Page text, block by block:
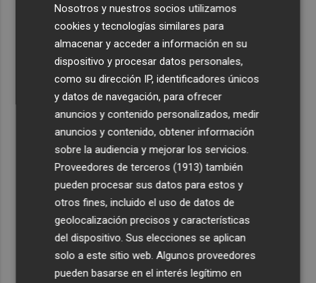
La Biblioteca Valenciana conmemora el 750 aniversario
del legado de Jaume I
Una gran cadena humana de cariño y reivindicación se
vuelve a abrazar en las playas por el Mar Menor
Recibe toda la actualidad de
Plaza Podcast en tu correo
Quiero suscribirme
Nosotros y nuestros socios utilizamos
cookies y tecnologías similares para
almacenar y acceder a información en su
dispositivo y procesar datos personales,
como su dirección IP, identificadores únicos
y datos de navegación, para ofrecer
anuncios y contenido personalizados, medir
anuncios y contenido, obtener información
sobre la audiencia y mejorar los servicios.
Proveedores de terceros (1913) también
pueden procesar sus datos para estos y
otros fines, incluido el uso de datos de
geolocalización precisos y características
del dispositivo. Sus elecciones se aplican
solo a este sitio web. Algunos proveedores
pueden basarse en el interés legítimo en